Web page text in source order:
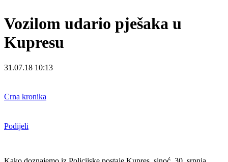
Vozilom udario pješaka u
Kupresu
31.07.18 10:13
Crna kronika
Podijeli